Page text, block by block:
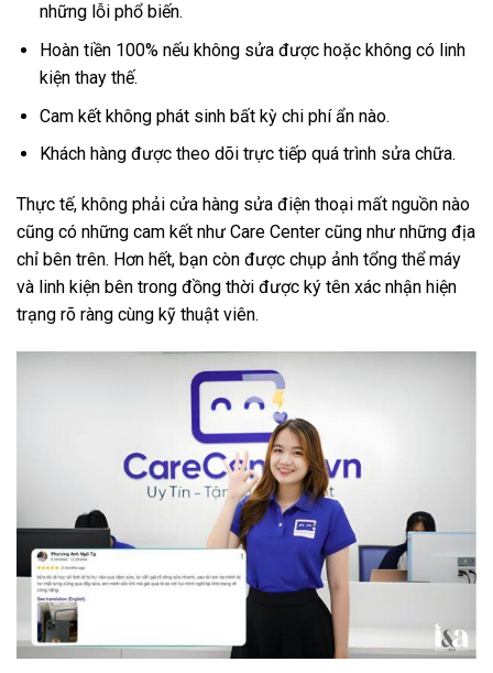
những lỗi phổ biến.
Hoàn tiền 100% nếu không sửa được hoặc không có linh
kiện thay thế.
Cam kết không phát sinh bất kỳ chi phí ẩn nào.
Khách hàng được theo dõi trực tiếp quá trình sửa chữa.
Thực tế, không phải cửa hàng sửa điện thoại mất nguồn nào
cũng có những cam kết như Care Center cũng như những địa
chỉ bên trên. Hơn hết, bạn còn được chụp ảnh tổng thể máy
và linh kiện bên trong đồng thời được ký tên xác nhận hiện
trạng rõ ràng cùng kỹ thuật viên.